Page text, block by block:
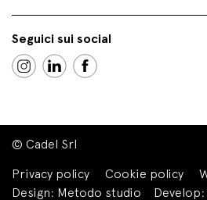
Seguici sui social
© Cadel Srl
Privacy policy
Cookie policy
Design: Metodo studio Develop: